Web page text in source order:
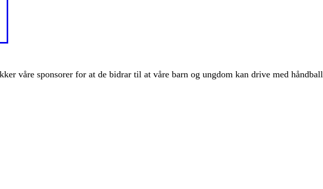
våre sponsorer for at de bidrar til at våre barn og ungdom kan drive med håndball